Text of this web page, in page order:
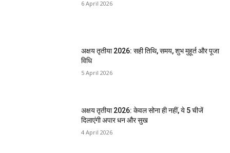
6 April 2026
अक्षय तृतीया 2026: सही तिथि, समय, शुभ मुहूर्त और पूजा
विधि
5 April 2026
अक्षय तृतीया 2026: केवल सोना ही नहीं, ये 5 चीजें
दिलाएंगी अपार धन और सुख
4 April 2026